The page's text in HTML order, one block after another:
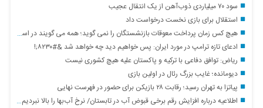
سود ۷۰ میلیاردی ذوب‌آهن از یک انتقال عجیب
استقلال برای بازی نخست درخواست داد
هیچ کس زمان پرداخت معوقات بازنشستگان را نمی گوید؛ همه می گویند در اسرع وقت
ادعای تازه ترامپ در مورد ایران: پس خواهیم دید چه خواهد شد &#۸۲۳۰;!
ریاض: توافق دفاعی با ترکیه و پاکستان علیه هیچ کشوری نیست
دیومانده؛ غایب بزرگ رئال در اولین بازی
پیاتزا به تهران رسید؛ رقابت ۲۸ بازیکن برای حضور در فهرست نهایی
اطلاعیه درباره افزایش رقم برخی قبوض آب در تابستان/ نرخ آب‌بها را بالا نبردیم، مصرف آب بالا رفته است